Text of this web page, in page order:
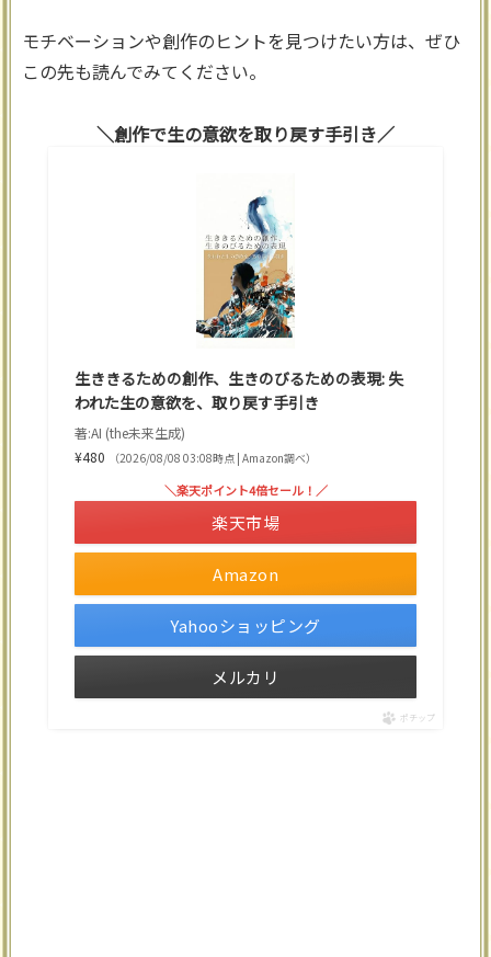
モチベーションや創作のヒントを見つけたい方は、ぜひ
この先も読んでみてください。
創作で生の意欲を取り戻す手引き
生ききるための創作、生きのびるための表現: 失
われた生の意欲を、取り戻す手引き
著:AI (the未来生成)
¥480
（2026/08/08 03:08時点 | Amazon調べ）
Amazon
＼楽天ポイント4倍セール！／
楽天市場
Yahooショッピング
メルカリ
ポチップ